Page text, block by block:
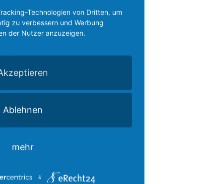
Technologien von Dritten, um
zu verbessern und Werbung
der Nutzer anzuzeigen.
Ablehnen
mehr
&